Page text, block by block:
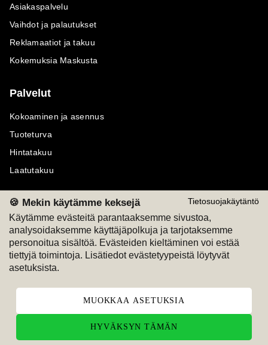
Tietosuojakäytäntö
🍪 Mekin käytämme keksejä
Käytämme evästeitä parantaaksemme sivustoa,
analysoidaksemme käyttäjäpolkuja ja tarjotaksemme
personoitua sisältöä. Evästeiden kieltäminen voi estää
tiettyjä toimintoja. Lisätiedot evästetyypeistä löytyvät
asetuksista.
MUOKKAA ASETUKSIA
HYVÄKSYN TÄMÄN
Asiakaspalvelu
Vaihdot ja palautukset
Reklamaatiot ja takuu
Kokemuksia Maskusta
Palvelut
Kokoaminen ja asennus
Tuoteturva
Hintatakuu
Laatutakuu
Maksutavat
M
Seuraa meitä